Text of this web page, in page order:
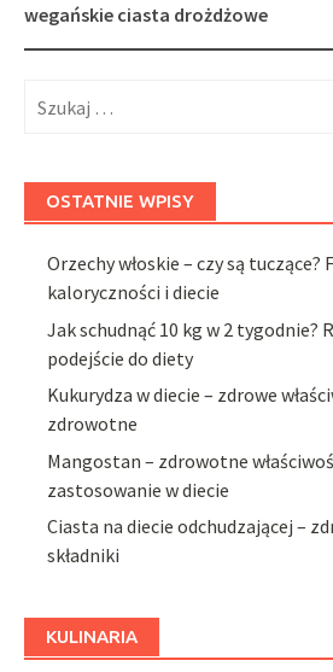
wegańskie ciasta drożdżowe
OSTATNIE WPISY
Orzechy włoskie – czy są tuczące?
kaloryczności i diecie
Jak schudnąć 10 kg w 2 tygodnie?
podejście do diety
Kukurydza w diecie – zdrowe
zdrowotne
Mangostan – zdrowotne
zastosowanie w diecie
Ciasta na diecie odchudzającej –
składniki
KULINARIA